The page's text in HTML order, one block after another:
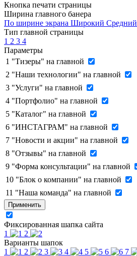
Кнопка печати страницы
Ширина главного банера
По ширине экрана Широкий Средний
Тип главной страницы
1 2 3 4
Параметры
1 "Тизеры" на главной
2 "Наши технологии" на главной
3 "Услуги" на главной
4 "Портфолио" на главной
5 "Каталог" на главной
6 "ИНСТАГРАМ" на главной
7 "Новости и акции" на главной
8 "Отзывы" на главной
9 "Форма консультации" на главной
10 "Блок о компании" на главной
11 "Наша команда" на главной
Применить
Фиксированная шапка сайта
1
2
Варианты шапок
1
2 3 4 5 6 7